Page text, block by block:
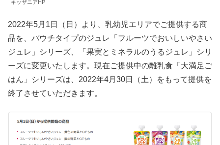
キッザニアHP
2022年5月1日（日）より、乳幼児エリアでご提供する商
品を、パウチタイプのジュレ「フルーツでおいしいやさい
ジュレ」シリーズ、「果実とミネラルのうるジュレ」シリ
ーズに変更いたします。現在ご提供中の離乳食「大満足ご
はん」シリーズは、2022年4月30日（土）をもって提供を
終了させていただきます。